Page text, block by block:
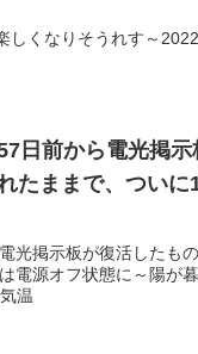
しくなりそうれす～
日前から電光掲
たままで、つい
光掲示板が復活したも
電源オフ状態に～陽が
温